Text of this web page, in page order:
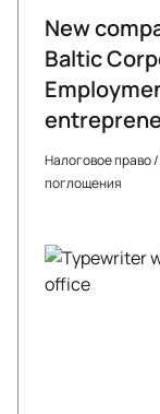
New
Baltic
Налоговое право/
поглощения